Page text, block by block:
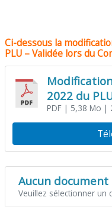
Ci-dessous la
PLU –Validée lors du
2022 du
PDF| 5,38 Mo |
Aucun
Veuillez sélectionner un